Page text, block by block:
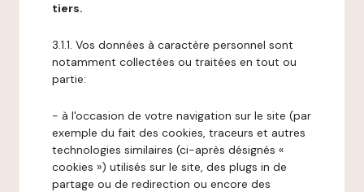
tiers.
3.1.1. Vos données à caractère personnel sont
notamment collectées ou traitées en tout ou
partie:
- à l'occasion de votre navigation sur le site (par
exemple du fait des cookies, traceurs et autres
technologies similaires (ci-après désignés «
cookies ») utilisés sur le site, des plugs in de
partage ou de redirection ou encore des